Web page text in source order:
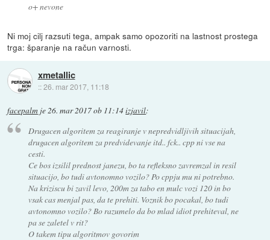
o+ nevone
Ni moj cilj razsuti tega, ampak samo opozoriti na lastnost prostega
trga: šparanje na račun varnosti.
xmetallic
::26. mar 2017, 11:18
facepalm je26. mar 2017 ob 11:14izjavil:
Drugacen algoritem za reagiranje v nepredvidljivih situacijah,
drugacen algoritem za predvidevanje itd.. fck.. cpp ni vse na
cesti.
Ce bos izsilil prednost janezu, bo ta refleksno zavremzal in resil
situacijo, bo tudi avtonomno vozilo? Po cppju mu ni potrebno.
Na kriziscu bi zavil levo, 200m za tabo en mulc vozi 120 in bo
vsak cas menjal pas, da te prehiti. Voznik bo pocakal, bo tudi
avtonomno vozilo? Bo razumelo da bo mlad idiot prehiteval, ne
pa se zaletel v rit?
O takem tipu algoritmov govorim